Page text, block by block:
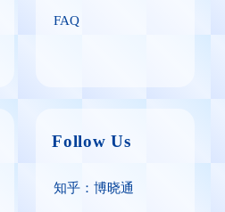
FAQ
Follow Us
知乎：博晓通